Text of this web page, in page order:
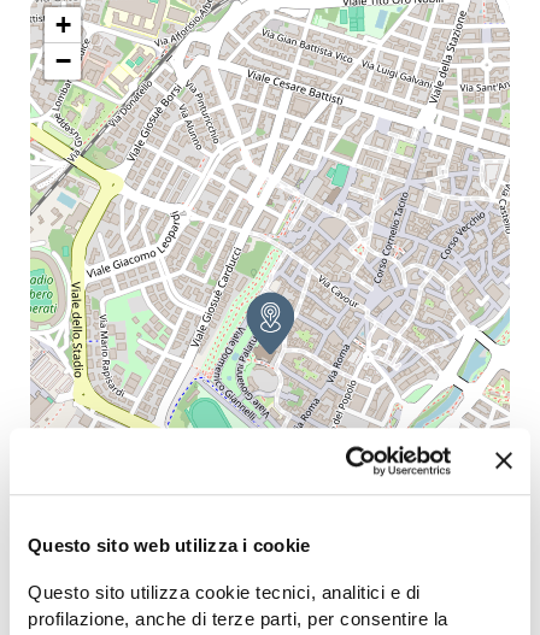
Questo sito web utilizza i cookie
Questo sito utilizza cookie tecnici, analitici e di
profilazione, anche di terze parti, per consentire la
+
−